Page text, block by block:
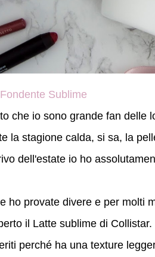
Sublime
che io sono grande fan delle
la stagione calda, si sa, la
dell'estate io ho
ho provate divere e per molti
il Latte sublime di
perché ha una texture